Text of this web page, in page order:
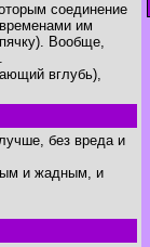
соединение
им
Вообще,
вглубь),
без вреда и
и жадным, и